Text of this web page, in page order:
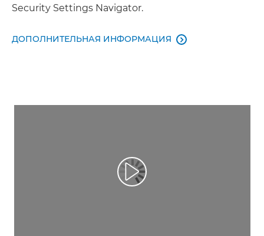
Security Settings Navigator.
ДОПОЛНИТЕЛЬНАЯ ИНФОРМАЦИЯ 